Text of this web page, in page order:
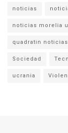
noticias
noticias morelia
quadratin noticias
Sociedad
ucrania